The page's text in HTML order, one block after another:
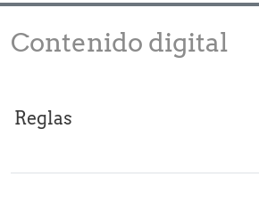
Contenido digital
Reglas